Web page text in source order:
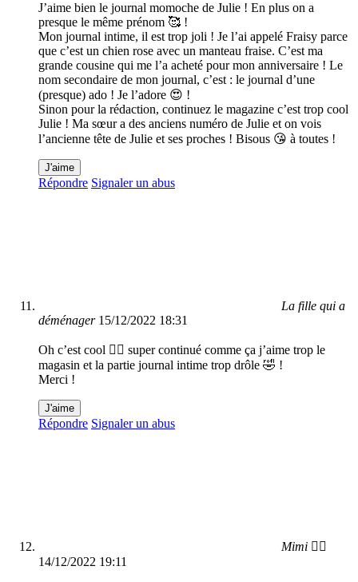
J’aime bien le journal momoche de Julie ! En plus on a
presque le même prénom 🥰 !
Mon journal intime, il est trop joli ! Je l’ai appelé Fraisy parce
que c’est un chien rose avec un manteau fraise. C’est ma
grande cousine qui me l’a acheté pour mon anniversaire ! Le
nom secondaire de mon journal, c’est : le journal d’une
(presque) ado ! Je l’adore 😍 !
Sinon pour la rédaction, continuez le magazine c’est trop cool
Julie ! Ma sœur a des anciens numéro de Julie et on vois
l’ancienne tête de Julie et ses proches ! Bisous 😘 à toutes !
J'aime
Répondre Signaler un abus
La fille qui a
déménager 15/12/2022 18:31
Oh c’est cool 👍🏻 super continué comme ça j’aime trop le
magasin et la partie journal intime trop drôle 🤣 !
Merci !
J'aime
Répondre Signaler un abus
Mimi ❤️‍🔥
14/12/2022 19:11